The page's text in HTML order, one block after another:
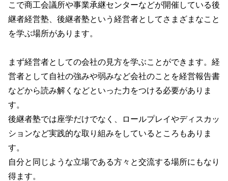
こで商工会議所や事業承継センターなどが開催している後
継者経営塾、後継者塾という経営者としてさまざまなこと
を学ぶ場所があります。
まず経営者としての会社の見方を学ぶことができます。経
営者として自社の強みや弱みなど会社のことを経営報告書
などから読み解くなどといった力をつける必要がありま
す。
後継者塾では座学だけでなく、ロールプレイやディスカッ
ションなど実践的な取り組みをしているところもありま
す。
自分と同じような立場である方々と交流する場所にもなり
得ます。